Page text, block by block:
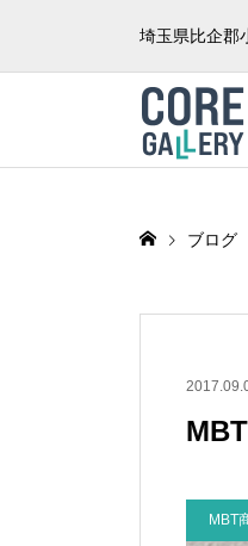
埼玉県比企郡
ブログ
MBT